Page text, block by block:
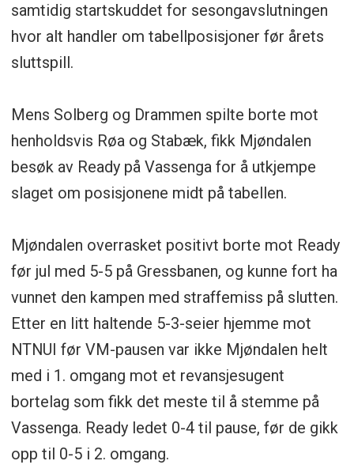
samtidig startskuddet for sesongavslutningen
hvor alt handler om tabellposisjoner før årets
sluttspill.
Mens Solberg og Drammen spilte borte mot
henholdsvis Røa og Stabæk, fikk Mjøndalen
besøk av Ready på Vassenga for å utkjempe
slaget om posisjonene midt på tabellen.
Mjøndalen overrasket positivt borte mot Ready
før jul med 5-5 på Gressbanen, og kunne fort ha
vunnet den kampen med straffemiss på slutten.
Etter en litt haltende 5-3-seier hjemme mot
NTNUI før VM-pausen var ikke Mjøndalen helt
med i 1. omgang mot et revansjesugent
bortelag som fikk det meste til å stemme på
Vassenga. Ready ledet 0-4 til pause, før de gikk
opp til 0-5 i 2. omgang.